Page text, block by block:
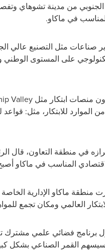
من مدينة تشوهاي
في ماكاو.
مثل التصنيع عالي
منصات ابتكار مثلValley
الموارد للابتكار، مثل:
في منطقة التعاون، قال
المناسب في ماكاو
ماكاو الإدارية الخاصة
العالمي ومكان تجمع
برنامج فضائي علمي مشترك
القمر الصناعي بشكل